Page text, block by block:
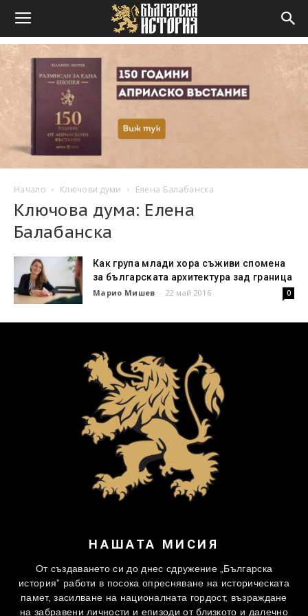
Начало Ключови думи Елена Балабанска
Ключова дума: Елена
Балабанска
Как група млади хора съживи спомена
за българската архитектура зад граница
Марио Мишев - 22 май 2016 0
НАШАТА МИСИЯ
От създаването си до днес сдружение „Българска
история” работи в посока опресняване на историческата
памет, засилване на националната гордост, възраждане
на забравени личности и епизоди от близкото и далечно